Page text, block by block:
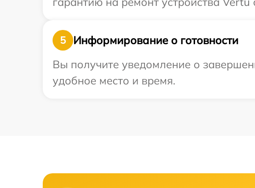
5
Информирование о готовности
Вы получите уведомление о
удобное место и время.